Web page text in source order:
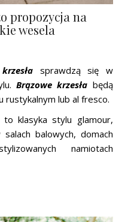
propozycja na
wesela
sprawdzą się w
Brązowe krzesła będą
rustykalnym lub al fresco.
klasyka stylu glamour,
balowych, domach
namiotach